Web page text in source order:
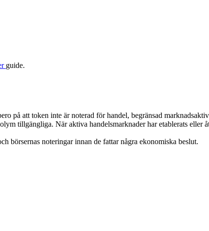
guide.
på att token inte är noterad för handel, begränsad
tillgängliga. När aktiva handelsmarknader har etablerats eller
börsernas noteringar innan de fattar några ekonomiska beslut.